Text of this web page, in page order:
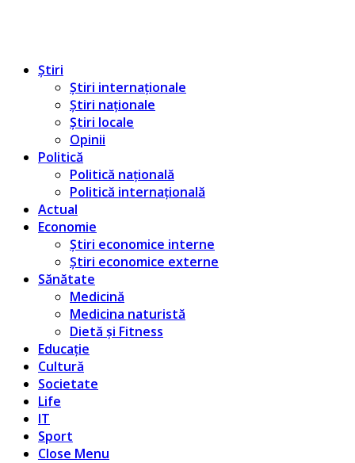
Știri
Știri internaționale
Știri naționale
Știri locale
Opinii
Politică
Politică națională
Politică internațională
Actual
Economie
Știri economice interne
Știri economice externe
Sănătate
Medicină
Medicina naturistă
Dietă și Fitness
Educație
Cultură
Societate
Life
IT
Sport
Close Menu